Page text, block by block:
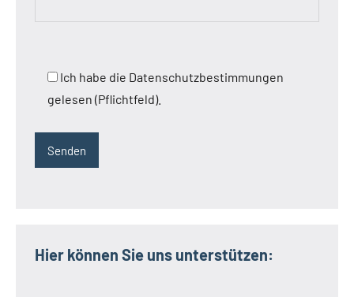
Ich habe die Datenschutzbestimmungen
gelesen (Pflichtfeld).
Hier können Sie uns unterstützen: